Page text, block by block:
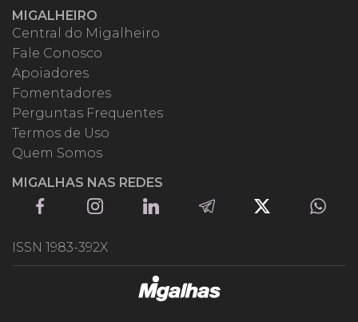
MIGALHEIRO
Central do Migalheiro
Fale Conosco
Apoiadores
Fomentadores
Perguntas Frequentes
Termos de Uso
Quem Somos
MIGALHAS NAS REDES
ISSN 1983-392X